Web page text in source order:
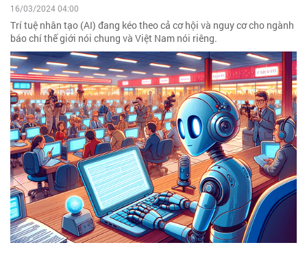
16/03/2024 04:00
Trí tuệ nhân tạo (AI) đang kéo theo cả cơ hội và nguy cơ cho ngành
báo chí thế giới nói chung và Việt Nam nói riêng.